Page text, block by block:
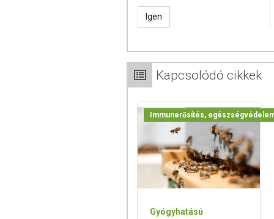
Igen
Kapcsolódó cikkek
Immunerősítés,
Gyógyhatású